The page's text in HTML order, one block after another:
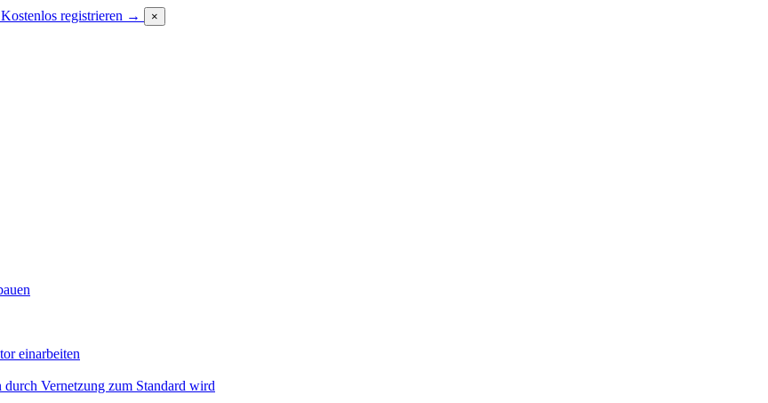
Kostenlos registrieren → ×
einarbeiten
Vernetzung zum Standard wird